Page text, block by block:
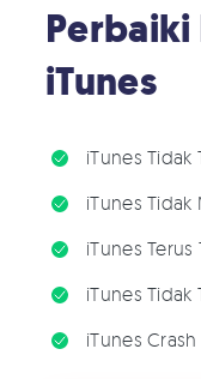
Perbaiki
iTunes
iTunes Tidak
iTunes Tidak
iTunes Terus
iTunes Tidak
iTunes